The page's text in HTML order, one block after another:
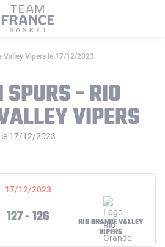
Valley Vipers le 17/12/2023
- RIO
VIPERS
le 17/12/2023
17/12/2023
127 - 126
RIO GRANDE VALLEY
VIPERS